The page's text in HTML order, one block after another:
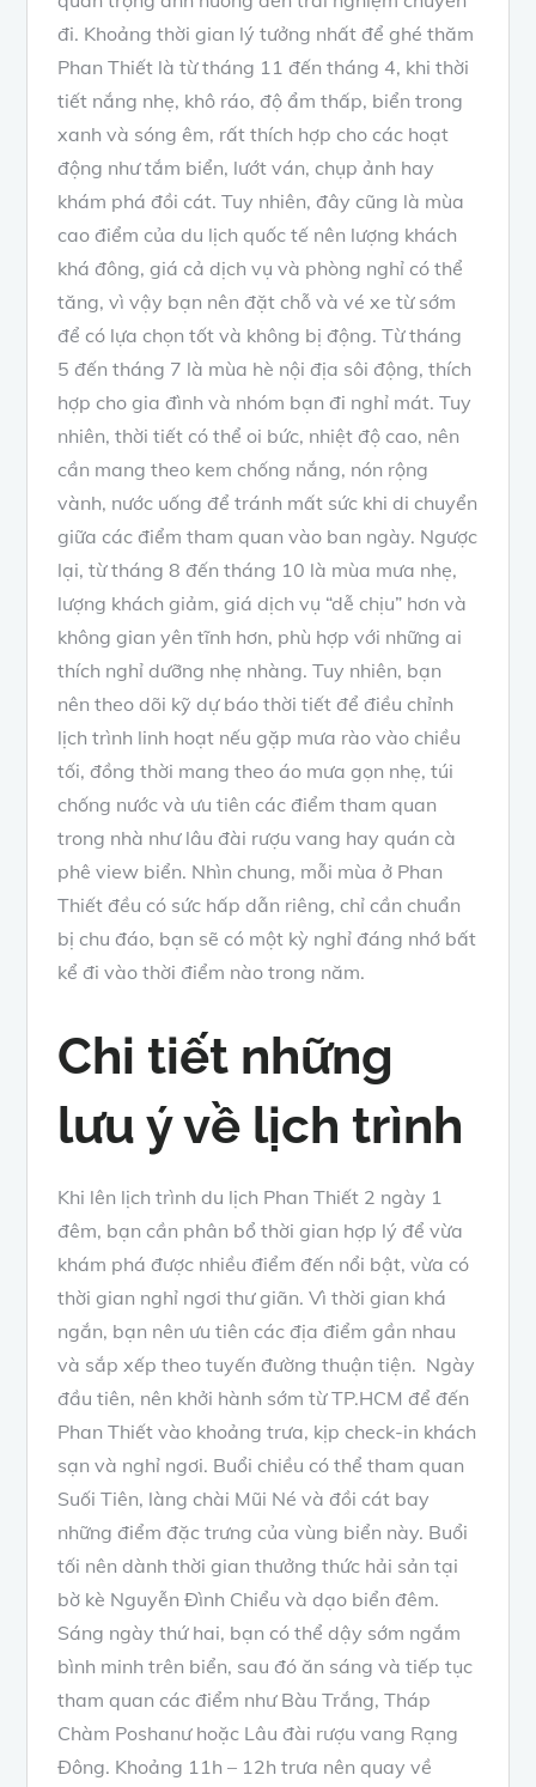
đi. Khoảng thời gian lý tưởng nhất để ghé thăm
Phan Thiết là từ tháng 11 đến tháng 4, khi thời
tiết nắng nhẹ, khô ráo, độ ẩm thấp, biển trong
xanh và sóng êm, rất thích hợp cho các hoạt
động như tắm biển, lướt ván, chụp ảnh hay
khám phá đồi cát. Tuy nhiên, đây cũng là mùa
cao điểm của du lịch quốc tế nên lượng khách
khá đông, giá cả dịch vụ và phòng nghỉ có thể
tăng, vì vậy bạn nên đặt chỗ và vé xe từ sớm
để có lựa chọn tốt và không bị động. Từ tháng
5 đến tháng 7 là mùa hè nội địa sôi động, thích
hợp cho gia đình và nhóm bạn đi nghỉ mát. Tuy
nhiên, thời tiết có thể oi bức, nhiệt độ cao, nên
cần mang theo kem chống nắng, nón rộng
vành, nước uống để tránh mất sức khi di chuyển
giữa các điểm tham quan vào ban ngày. Ngược
lại, từ tháng 8 đến tháng 10 là mùa mưa nhẹ,
lượng khách giảm, giá dịch vụ “dễ chịu” hơn và
không gian yên tĩnh hơn, phù hợp với những ai
thích nghỉ dưỡng nhẹ nhàng. Tuy nhiên, bạn
nên theo dõi kỹ dự báo thời tiết để điều chỉnh
lịch trình linh hoạt nếu gặp mưa rào vào chiều
tối, đồng thời mang theo áo mưa gọn nhẹ, túi
chống nước và ưu tiên các điểm tham quan
trong nhà như lâu đài rượu vang hay quán cà
phê view biển. Nhìn chung, mỗi mùa ở Phan
Thiết đều có sức hấp dẫn riêng, chỉ cần chuẩn
bị chu đáo, bạn sẽ có một kỳ nghỉ đáng nhớ bất
kể đi vào thời điểm nào trong năm.
Chi tiết những
lưu ý về lịch trình
Khi lên lịch trình du lịch Phan Thiết 2 ngày 1
đêm, bạn cần phân bổ thời gian hợp lý để vừa
khám phá được nhiều điểm đến nổi bật, vừa có
thời gian nghỉ ngơi thư giãn. Vì thời gian khá
ngắn, bạn nên ưu tiên các địa điểm gần nhau
và sắp xếp theo tuyến đường thuận tiện. Ngày
đầu tiên, nên khởi hành sớm từ TP.HCM để đến
Phan Thiết vào khoảng trưa, kịp check-in khách
sạn và nghỉ ngơi. Buổi chiều có thể tham quan
Suối Tiên, làng chài Mũi Né và đồi cát bay
những điểm đặc trưng của vùng biển này. Buổi
tối nên dành thời gian thưởng thức hải sản tại
bờ kè Nguyễn Đình Chiểu và dạo biển đêm.
Sáng ngày thứ hai, bạn có thể dậy sớm ngắm
bình minh trên biển, sau đó ăn sáng và tiếp tục
tham quan các điểm như Bàu Trắng, Tháp
Chàm Poshanư hoặc Lâu đài rượu vang Rạng
Đông. Khoảng 11h – 12h trưa nên quay về